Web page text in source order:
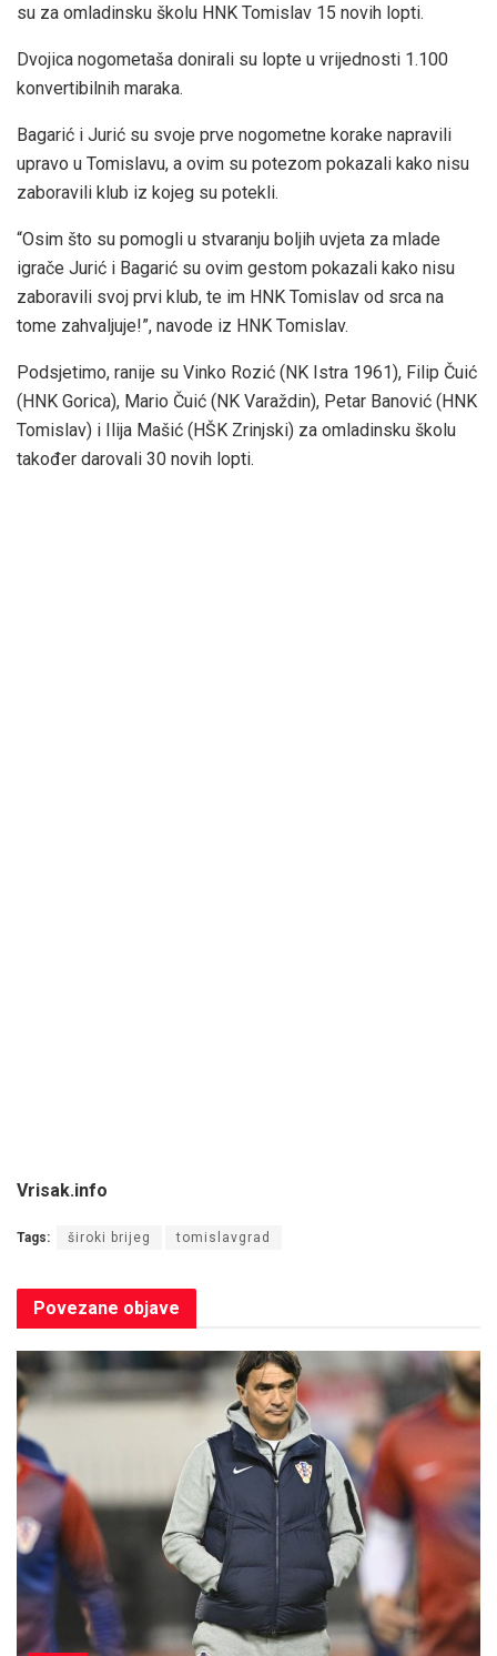
su za omladinsku školu HNK Tomislav 15 novih lopti.
Dvojica nogometaša donirali su lopte u vrijednosti 1.100
konvertibilnih maraka.
Bagarić i Jurić su svoje prve nogometne korake napravili
upravo u Tomislavu, a ovim su potezom pokazali kako nisu
zaboravili klub iz kojeg su potekli.
“Osim što su pomogli u stvaranju boljih uvjeta za mlade
igrače Jurić i Bagarić su ovim gestom pokazali kako nisu
zaboravili svoj prvi klub, te im HNK Tomislav od srca na
tome zahvaljuje!”, navode iz HNK Tomislav.
Podsjetimo, ranije su Vinko Rozić (NK Istra 1961), Filip Čuić
(HNK Gorica), Mario Čuić (NK Varaždin), Petar Banović (HNK
Tomislav) i Ilija Mašić (HŠK Zrinjski) za omladinsku školu
također darovali 30 novih lopti.
Vrisak.info
Tags: široki brijeg tomislavgrad
Povezane objave